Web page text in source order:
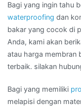
Bagi yang ingin tahu
waterproofing dan
bakar yang cocok di
Anda, kami akan
atau harga membran
terbaik. silakan
Bagi yang memiliki
melapisi dengan